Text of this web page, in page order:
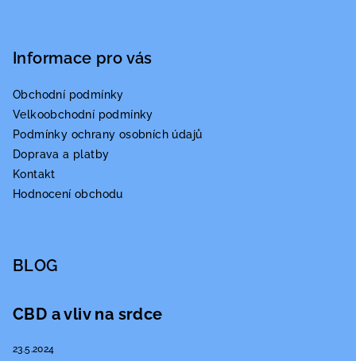
Informace pro vás
Obchodní podmínky
Velkoobchodní podmínky
Podmínky ochrany osobních údajů
Doprava a platby
Kontakt
Hodnocení obchodu
BLOG
CBD a vliv na srdce
23.5.2024